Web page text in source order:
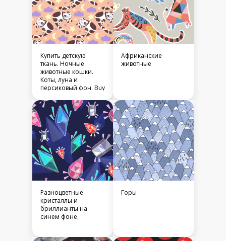
Купить детскую
ткань. Ночные
животные кошки.
Коты, луна и
персиковый фон. Buy
peach
Африканские
животные
Разноцветные
кристаллы и
бриллианты на
синем фоне.
Горы